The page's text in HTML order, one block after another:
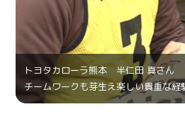
トヨタカローラ熊本 半仁田 真さん
チームワークも芽生え楽しい貴重な経